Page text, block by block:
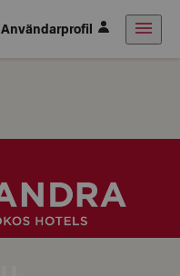
Användarprofil